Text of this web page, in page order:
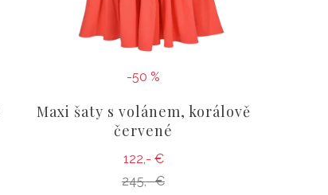
-50 %
Maxi šaty s volánem, korálově
červené
122,- €
245,- €